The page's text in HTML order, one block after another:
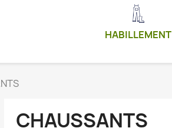
HABILLEMENT
CHAUSSANTS